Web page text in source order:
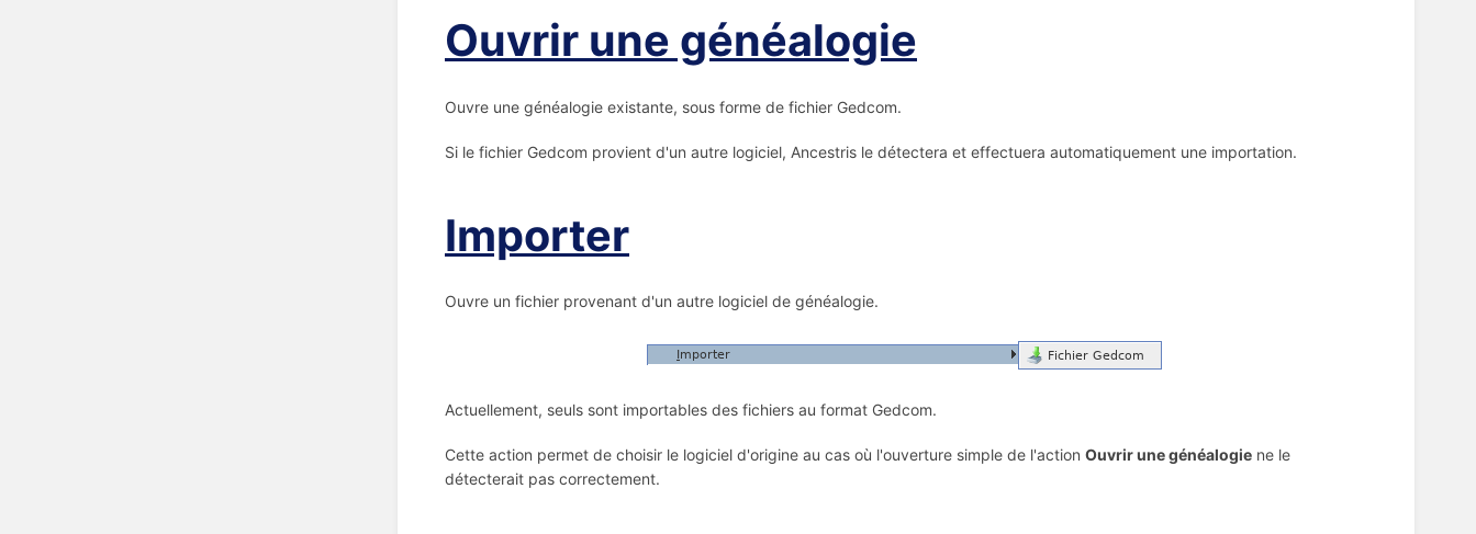
Ouvrir une généalogie
Ouvre une généalogie existante, sous forme de fichier Gedcom.
Si le fichier Gedcom provient d'un autre logiciel, Ancestris le détectera et effectuera automatiquement une importation.
Importer
Ouvre un fichier provenant d'un autre logiciel de généalogie.
Actuellement, seuls sont importables des fichiers au format Gedcom.
Cette action permet de choisir le logiciel d'origine au cas où l'ouverture simple de l'action Ouvrir une généalogie ne le
détecterait pas correctement.